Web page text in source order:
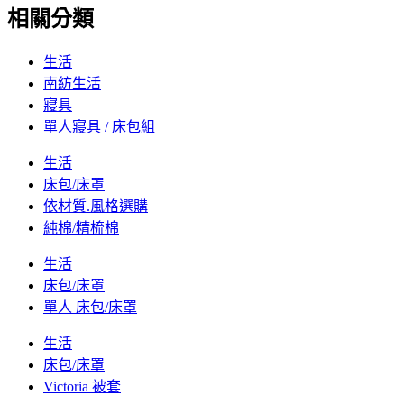
相關分類
生活
南紡生活
寢具
單人寢具 / 床包組
生活
床包/床罩
依材質.風格選購
純棉/精梳棉
生活
床包/床罩
單人 床包/床罩
生活
床包/床罩
Victoria 被套